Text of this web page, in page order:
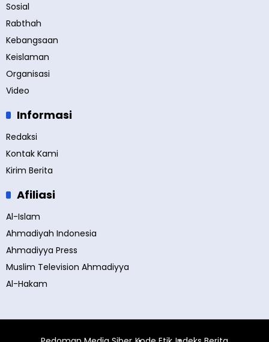
Sosial
Rabthah
Kebangsaan
Keislaman
Organisasi
Video
Informasi
Redaksi
Kontak Kami
Kirim Berita
Afiliasi
Al-Islam
Ahmadiyah Indonesia
Ahmadiyya Press
Muslim Television Ahmadiyya
Al-Hakam